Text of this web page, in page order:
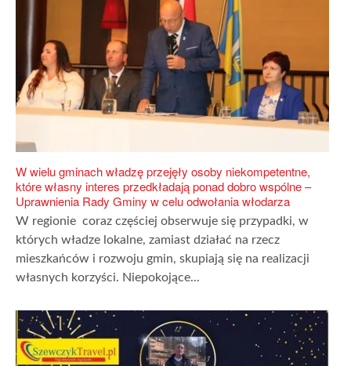
W wielu gminach władzę przejęły osoby niekompetentne,
które własny interes przedkładają ponad dobro wspólne –
Uprawnienia Rady Gminy w celu odwołania włodarza
W regionie coraz częściej obserwuje się przypadki, w
których władze lokalne, zamiast działać na rzecz
mieszkańców i rozwoju gmin, skupiają się na realizacji
własnych korzyści. Niepokojące...